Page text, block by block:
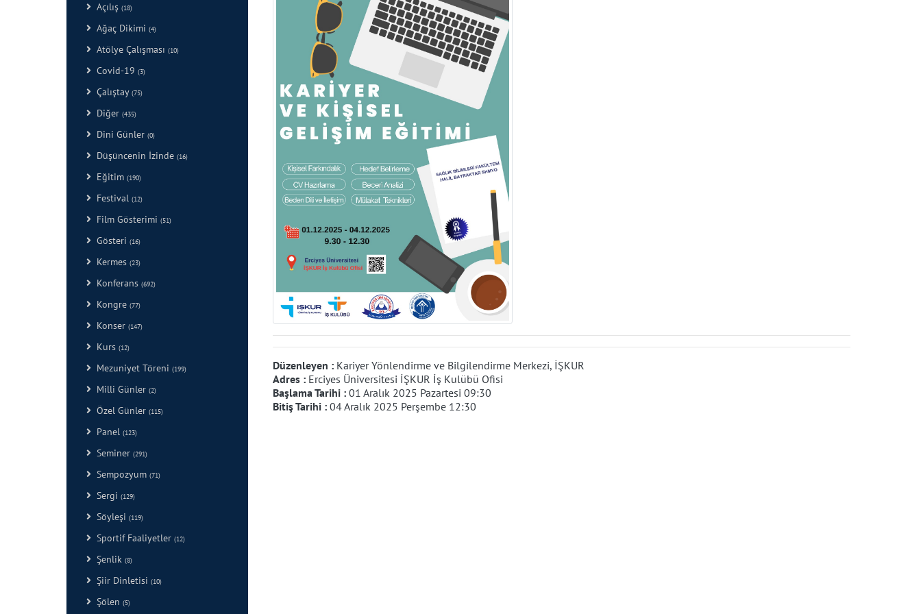
Açılış (18)
Ağaç Dikimi (4)
Atölye Çalışması (10)
Covid-19 (3)
Çalıştay (75)
Diğer (435)
Dini Günler (0)
Düşüncenin İzinde (16)
Eğitim (190)
Festival (12)
Film Gösterimi (51)
Gösteri (16)
Kermes (23)
Konferans (692)
Kongre (77)
Konser (147)
Kurs (12)
Mezuniyet Töreni (199)
Milli Günler (2)
Özel Günler (115)
Panel (123)
Seminer (291)
Sempozyum (71)
Sergi (129)
Söyleşi (119)
Sportif Faaliyetler (12)
Şenlik (8)
Şiir Dinletisi (10)
Şölen (5)
Düzenleyen : Kariyer Yönlendirme ve Bilgilendirme Merkezi, İŞKUR
Adres : Erciyes Üniversitesi İŞKUR İş Kulübü Ofisi
Başlama Tarihi : 01 Aralık 2025 Pazartesi 09:30
Bitiş Tarihi : 04 Aralık 2025 Perşembe 12:30